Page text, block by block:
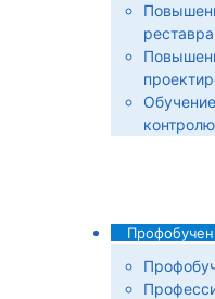
контролю